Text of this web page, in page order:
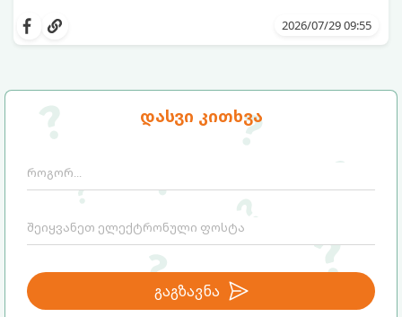
დასვი კითხვა
გაგზავნა
იდეალურ წყვილებს, რომლებიც
2026/07/29 09:55